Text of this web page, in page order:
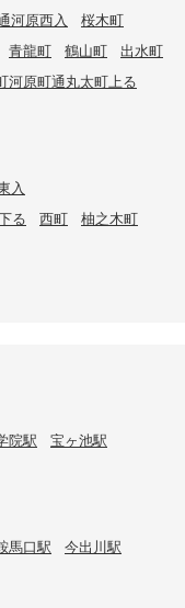
河原西入
桜木町
青龍町 鶴山町
出水町
河原町通丸太町上る
入
る 西町 柚之木町
院駅
宝ヶ池駅
馬口駅
今出川駅